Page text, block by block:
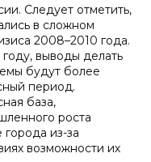
Следует отметить,
в сложном
2008–2010 года.
выводы делать
будут более
период.
база,
роста
из-за
возможности их